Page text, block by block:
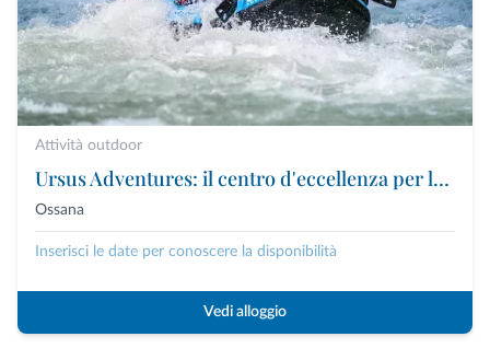
Attività outdoor
Ursus Adventures: il centro d'eccellenza per le attività outdoor premium in Trentino
Ossana
Inserisci le date per conoscere la disponibilità
Vedi alloggio